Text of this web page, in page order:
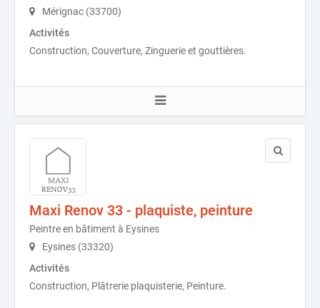
Mérignac (33700)
Activités
Construction, Couverture, Zinguerie et gouttières.
Maxi Renov 33 - plaquiste, peinture
Peintre en bâtiment à Eysines
Eysines (33320)
Activités
Construction, Plâtrerie plaquisterie, Peinture.